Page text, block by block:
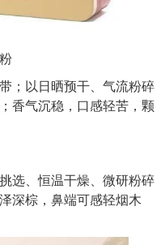
；以日晒预干、气流粉碎
香气沉稳，口感轻苦，颗
选、恒温干燥、微研粉碎
深棕，鼻端可感轻烟木